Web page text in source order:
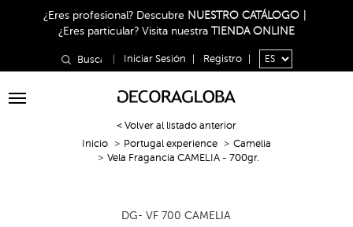
¿Eres profesional? Descubre NUESTRO CATÁLOGO
¿Eres particular? Visita nuestra TIENDA ONLINE
Iniciar Sesión Registro
Toggle
< Volver al listado anterior
Inicio
Portugal experience
Camelia
Vela Fragancia CAMELIA - 700gr.
DG- VF 700 CAMELIA